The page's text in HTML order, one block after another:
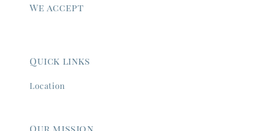
We accept
Quick links
Location
Our mission